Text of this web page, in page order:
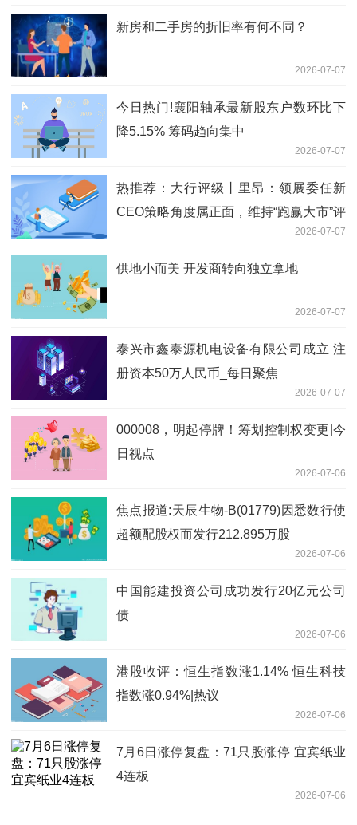
新房和二手房的折旧率有何不同？
2026-07-07
今日热门!襄阳轴承最新股东户数环比下
降5.15% 筹码趋向集中
2026-07-07
热推荐：大行评级丨里昂：领展委任新
CEO策略角度属正面，维持“跑赢大市”评
2026-07-07
供地小而美 开发商转向独立拿地
2026-07-07
泰兴市鑫泰源机电设备有限公司成立 注
册资本50万人民币_每日聚焦
2026-07-07
000008，明起停牌！筹划控制权变更|今
日视点
2026-07-06
焦点报道:天辰生物-B(01779)因悉数行使
超额配股权而发行212.895万股
2026-07-06
中国能建投资公司成功发行20亿元公司
债
2026-07-06
港股收评：恒生指数涨1.14% 恒生科技
指数涨0.94%|热议
2026-07-06
7月6日涨停复盘：71只股涨停 宜宾纸业
4连板
2026-07-06